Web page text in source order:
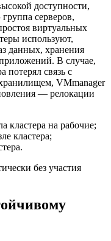
доступности,
серверов,
виртуальных
используют,
данных, хранения
В случае,
потерял связь с
VMmanager
— релокации
кластера на рабочие;
кластера;
без участия